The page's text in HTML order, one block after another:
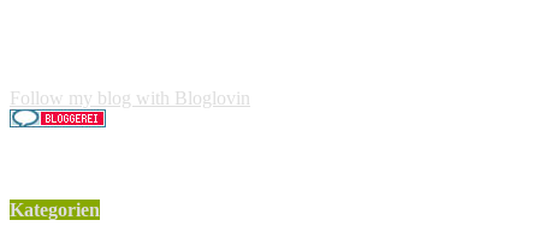
Follow my blog with Bloglovin
Kategorien